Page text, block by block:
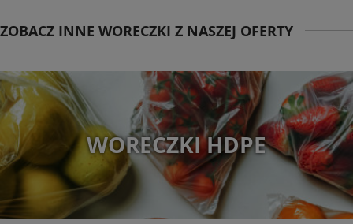
ZOBACZ INNE WORECZKI Z NASZEJ OFERTY
WORECZKI HDPE